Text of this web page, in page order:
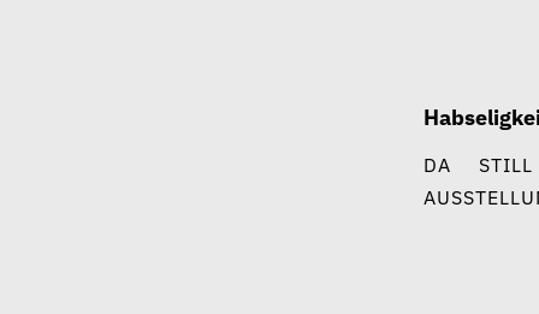
DA
STILL